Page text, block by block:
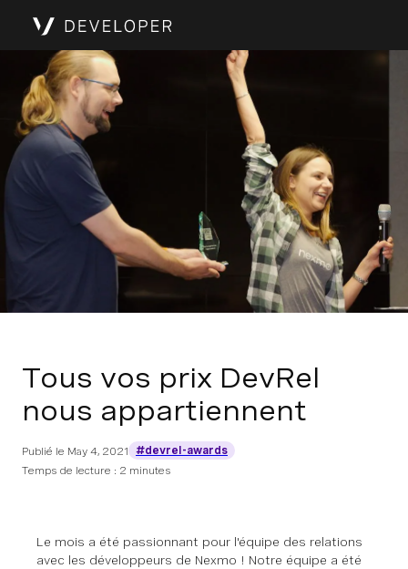
Tous vos prix DevRel
nous appartiennent
Publié le May 4, 2021
#devrel-awards
Temps de lecture : 2 minutes
Le mois a été passionnant pour l'équipe des relations
avec les développeurs de Nexmo ! Notre équipe a été